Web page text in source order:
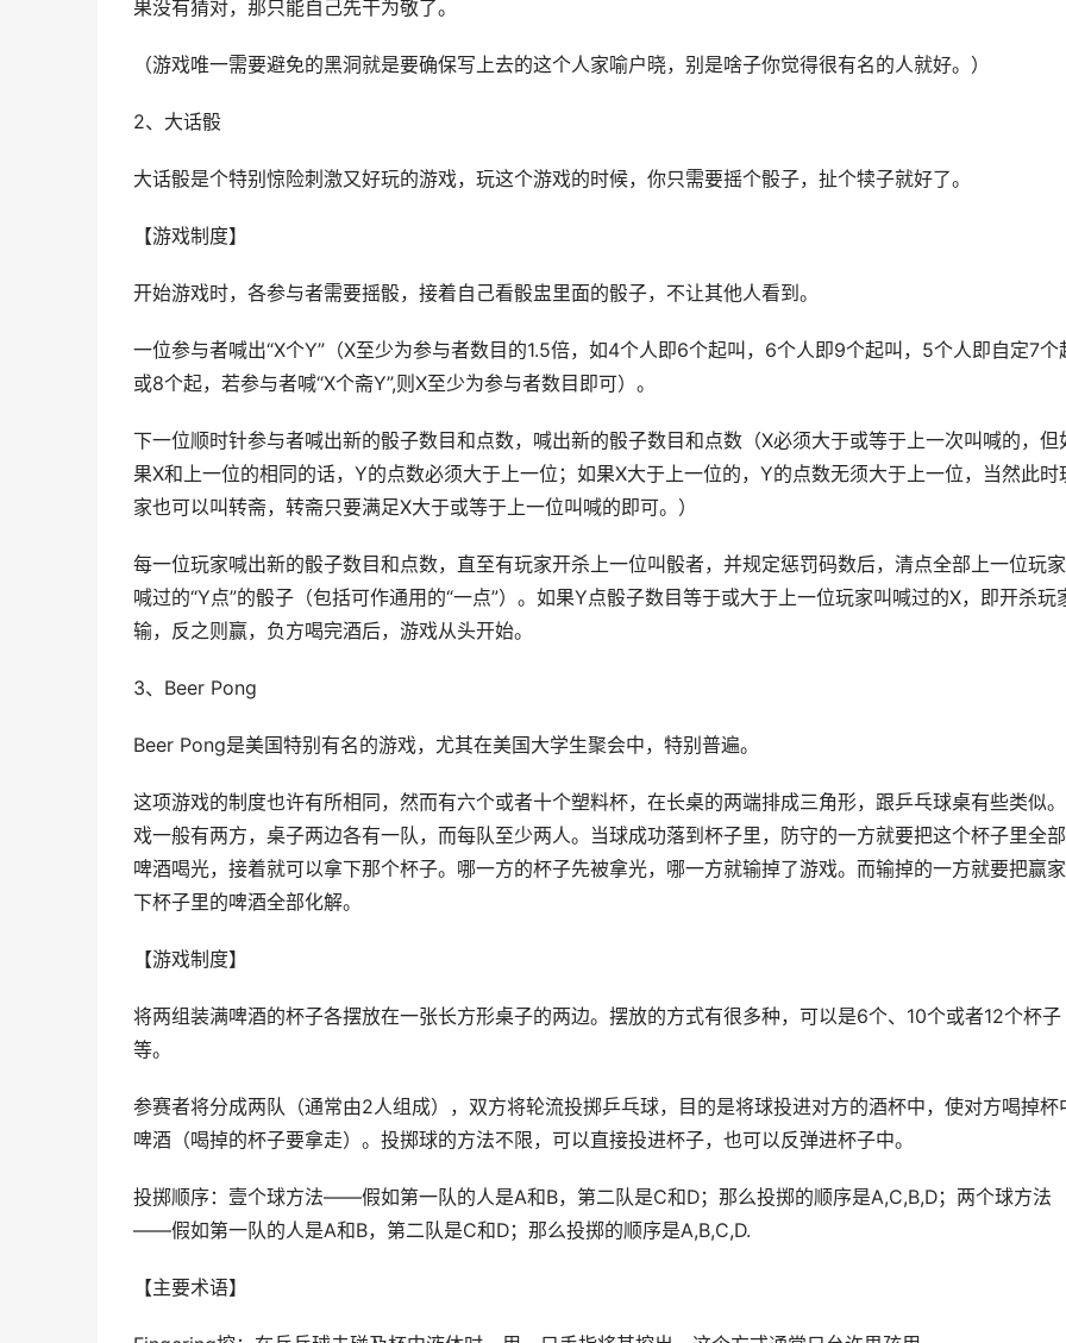
果没有猜对，那只能自己先干为敬了。
（游戏唯一需要避免的黑洞就是要确保写上去的这个人家喻户晓，别是啥子你觉得很有名的人就好。）
2、大话骰
大话骰是个特别惊险刺激又好玩的游戏，玩这个游戏的时候，你只需要摇个骰子，扯个犊子就好了。
【游戏制度】
开始游戏时，各参与者需要摇骰，接着自己看骰盅里面的骰子，不让其他人看到。
一位参与者喊出“X个Y”（X至少为参与者数目的1.5倍，如4个人即6个起叫，6个人即9个起叫，5个人即自定7个
或8个起，若参与者喊“X个斋Y”,则X至少为参与者数目即可）。
下一位顺时针参与者喊出新的骰子数目和点数，喊出新的骰子数目和点数（X必须大于或等于上一次叫喊的，但
果X和上一位的相同的话，Y的点数必须大于上一位；如果X大于上一位的，Y的点数无须大于上一位，当然此时
家也可以叫转斋，转斋只要满足X大于或等于上一位叫喊的即可。）
每一位玩家喊出新的骰子数目和点数，直至有玩家开杀上一位叫骰者，并规定惩罚码数后，清点全部上一位玩
喊过的“Y点”的骰子（包括可作通用的“一点”）。如果Y点骰子数目等于或大于上一位玩家叫喊过的X，即开杀玩
输，反之则赢，负方喝完酒后，游戏从头开始。
3、Beer Pong
Beer Pong是美国特别有名的游戏，尤其在美国大学生聚会中，特别普遍。
这项游戏的制度也许有所相同，然而有六个或者十个塑料杯，在长桌的两端排成三角形，跟乒乓球桌有些类似
戏一般有两方，桌子两边各有一队，而每队至少两人。当球成功落到杯子里，防守的一方就要把这个杯子里全
啤酒喝光，接着就可以拿下那个杯子。哪一方的杯子先被拿光，哪一方就输掉了游戏。而输掉的一方就要把赢
下杯子里的啤酒全部化解。
【游戏制度】
将两组装满啤酒的杯子各摆放在一张长方形桌子的两边。摆放的方式有很多种，可以是6个、10个或者12个杯子
等。
参赛者将分成两队（通常由2人组成），双方将轮流投掷乒乓球，目的是将球投进对方的酒杯中，使对方喝掉杯
啤酒（喝掉的杯子要拿走）。投掷球的方法不限，可以直接投进杯子，也可以反弹进杯子中。
投掷顺序：壹个球方法——假如第一队的人是A和B，第二队是C和D；那么投掷的顺序是A,C,B,D；两个球方法
——假如第一队的人是A和B，第二队是C和D；那么投掷的顺序是A,B,C,D.
【主要术语】